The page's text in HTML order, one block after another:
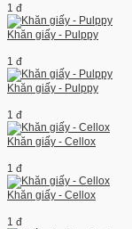
1 đ
Khăn giấy - Pulppy
1 đ
Khăn giấy - Pulppy
1 đ
Khăn giấy - Cellox
1 đ
Khăn giấy - Cellox
1 đ